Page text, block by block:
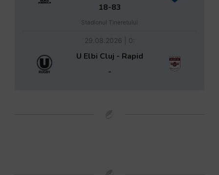
18-83
Stadionul Tineretului
29.08.2026 | 0:
U Elbi Cluj - Rapid
-